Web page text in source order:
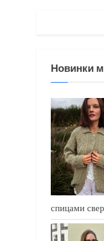
а
и
с
ь
:
Новинки
спицами